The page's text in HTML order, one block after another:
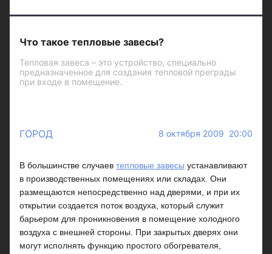
Что такое тепловые завесы?
Тепловая завеса – это устройство, специально
предназначенное для создания тепловой преграды
при входе в помещение.
ГОРОД 8 октября 2009 20:00
В большинстве случаев тепловые завесы устанавливают
в производственных помещениях или складах. Они
размещаются непосредственно над дверями, и при их
открытии создается поток воздуха, который служит
барьером для проникновения в помещение холодного
воздуха с внешней стороны. При закрытых дверях они
могут исполнять функцию простого обогревателя,